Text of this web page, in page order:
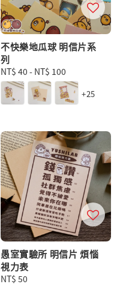
不快樂地瓜球 明信片系
列
Regular
price
NT$ 40 - NT$ 100
+25
愚室實驗所 明信片 煩惱
視力表
Regular
NT$ 50